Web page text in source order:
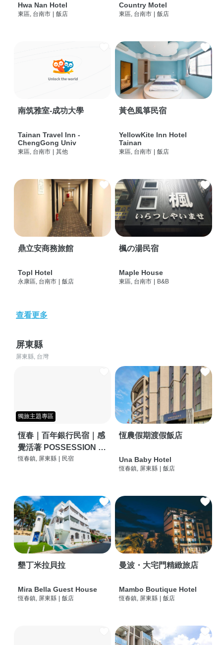
Hwa Nan Hotel
東區, 台南市 | 飯店
Country Motel
東區, 台南市 | 飯店
南筑雅室-成功大學
Tainan Travel Inn -
ChengGong Univ
東區, 台南市 | 其他
黃色風箏民宿
YellowKite Inn Hotel
Tainan
東區, 台南市 | 飯店
鼎立安商務旅館
Topl Hotel
永康區, 台南市 | 飯店
楓の湯民宿
Maple House
東區, 台南市 | B&B
查看更多
屏東縣
屏東縣, 台灣
獨旅主題專區
恆春｜百年銀行民宿｜感
覺活著 POSSESSION |
背包客棧 | 恆春必住特色
恆春鎮, 屏東縣 民宿
恆農假期渡假飯店
Una Baby Hotel
恆春鎮, 屏東縣 飯店
墾丁米拉貝拉
Mira Bella Guest House
恆春鎮, 屏東縣 飯店
曼波・大宅門精緻旅店
Mambo Boutique Hotel
恆春鎮, 屏東縣 飯店